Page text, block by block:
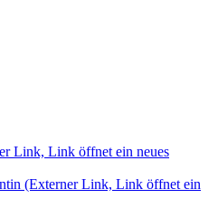
Link, Link öffnet ein neues
(Externer Link, Link öffnet ein